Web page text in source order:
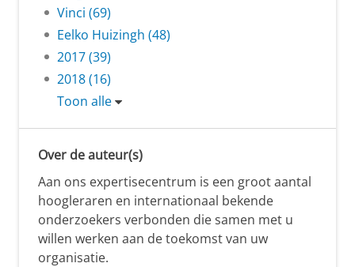
Vinci (69)
Eelko Huizingh (48)
2017 (39)
2018 (16)
Toon alle
Over de auteur(s)
Aan ons expertisecentrum is een groot aantal
hoogleraren en internationaal bekende
onderzoekers verbonden die samen met u
willen werken aan de toekomst van uw
organisatie.